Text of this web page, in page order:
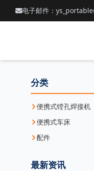
电子邮件：
分类
便携式镗孔焊接机
便携式车床
配件
最新资讯